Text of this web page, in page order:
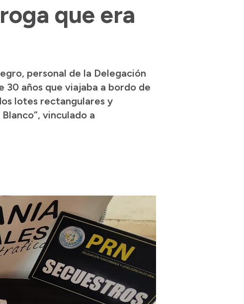
que era
personal de la Delegación
30 años que viajaba a bordo de
lotes rectangulares y
vinculado a